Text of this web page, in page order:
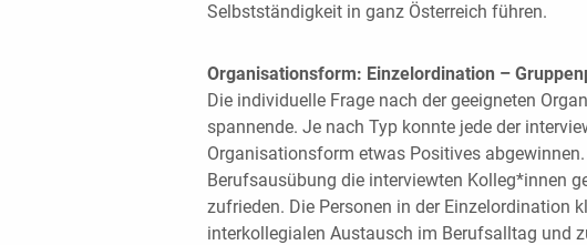
Selbstständigkeit in ganz Österreich führen.
Organisationsform: Einzelordination –
Die individuelle Frage nach der geeigneten
spannende. Je nach Typ konnte jede der
Organisationsform etwas Positives
Berufsausübung die interviewten Kolleg*innen
zufrieden. Die Personen in der Einzelordination
interkollegialen Austausch im Berufsalltag und